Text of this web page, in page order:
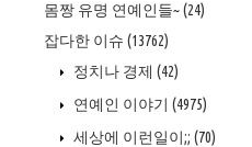
몸짱 유명 연예인들~(24)
잡다한 이슈 (13762)
정치나 경제 (42)
연예인 이야기 (4975)
세상에 이런일이;; (70)